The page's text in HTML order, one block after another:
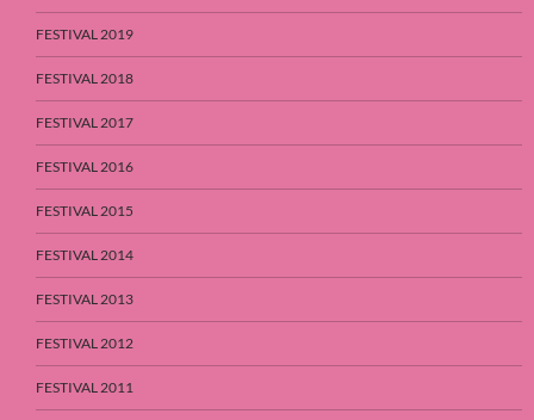
FESTIVAL 2019
FESTIVAL 2018
FESTIVAL 2017
FESTIVAL 2016
FESTIVAL 2015
FESTIVAL 2014
FESTIVAL 2013
FESTIVAL 2012
FESTIVAL 2011